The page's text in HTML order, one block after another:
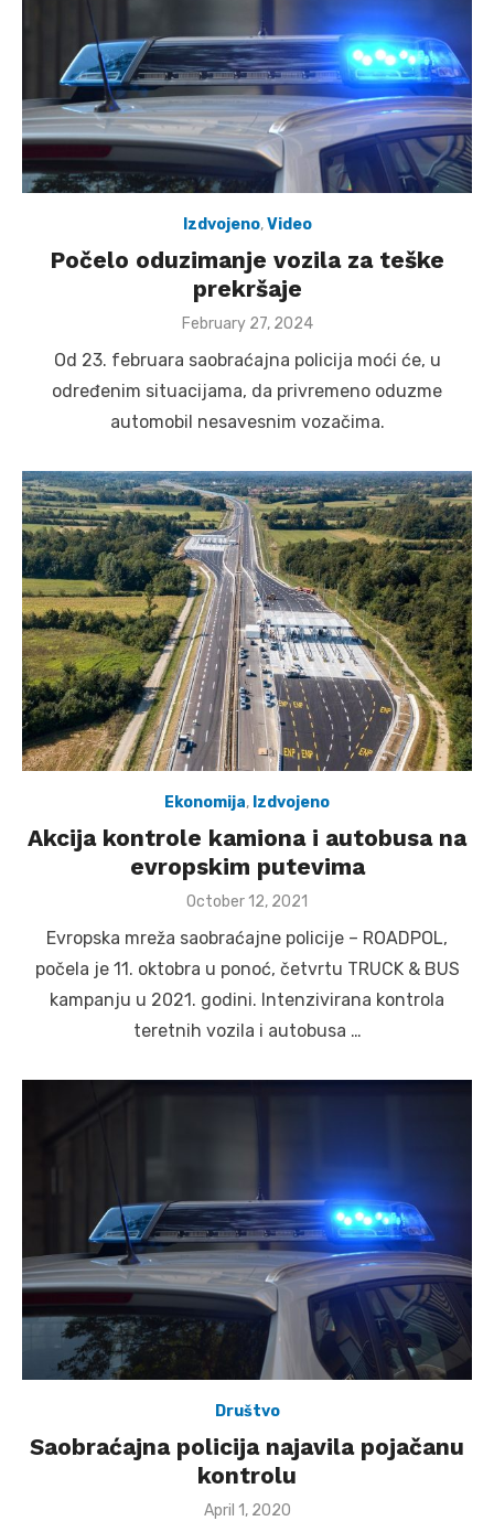
Izdvojeno,Video
Počelo oduzimanje vozila za teške
prekršaje
Posted
February 27, 2024
Od 23. februara saobraćajna policija moći će, u
određenim situacijama, da privremeno oduzme
automobil nesavesnim vozačima.
Ekonomija, Izdvojeno
Akcija kontrole kamiona i autobusa na
evropskim putevima
Posted
October 12, 2021
Evropska mreža saobraćajne policije – ROADPOL,
počela je 11. oktobra u ponoć, četvrtu TRUCK & BUS
kampanju u 2021. godini. Intenzivirana kontrola
teretnih vozila i autobusa …
Društvo
Saobraćajna policija najavila pojačanu
kontrolu
Posted
April 1, 2020